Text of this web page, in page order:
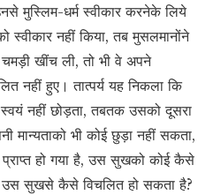
मुस्लिम-धर्म स्वीकार करनेके लिये
नहीं किया, तब मुसलमानोंने
खींच ली, तो भी वे अपने
नहीं हुए। तात्पर्य यह निकला कि
नहीं छोड़ता, तबतक उसको दूसरा
मान्यताको भी कोई छुड़ा नहीं सकता,
हो गया है, उस सुखको कोई कैसे
सुखसे कैसे विचलित हो सकता है?